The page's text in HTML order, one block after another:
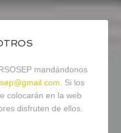
mandándonos
. Si los
colocarán en la web
disfruten de ellos.